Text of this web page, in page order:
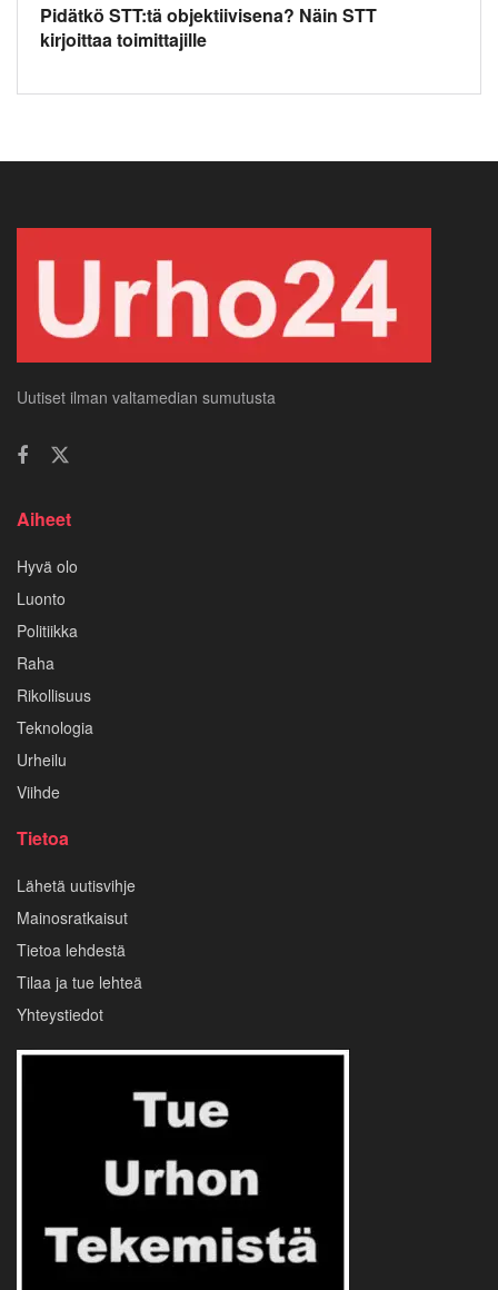
Pidätkö STT:tä objektiivisena? Näin STT
kirjoittaa toimittajille
Uutiset ilman valtamedian sumutusta
Aiheet
Hyvä olo
Luonto
Politiikka
Raha
Rikollisuus
Teknologia
Urheilu
Viihde
Tietoa
Lähetä uutisvihje
Mainosratkaisut
Tietoa lehdestä
Tilaa ja tue lehteä
Yhteystiedot